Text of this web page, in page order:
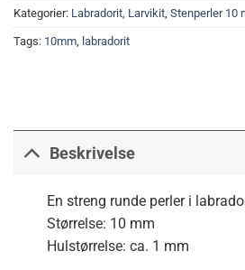
Kategorier: Labradorit, Larvikit, Stenperler 10
Tags: 10mm, labradorit
Beskrivelse
En streng runde perler i
Størrelse: 10 mm
Hulstørrelse: ca. 1 mm